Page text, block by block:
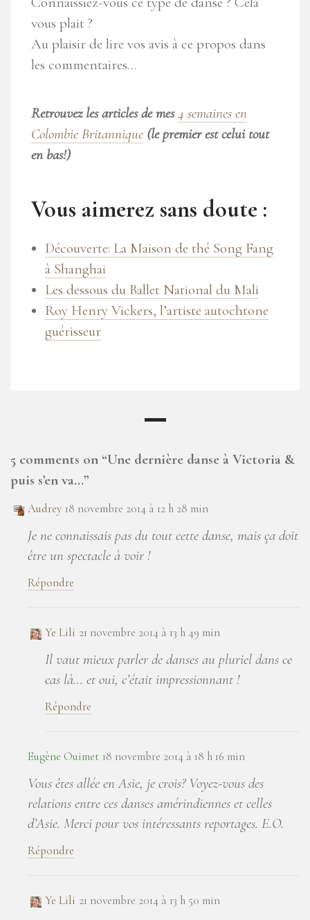
vous plait ?
Au plaisir de lire vos avis à ce propos dans
les commentaires…
Retrouvez les articles de mes4 semaines en
Colombie Britannique (le premier est celui tout
en bas!)
Vous aimerez sans doute :
Découverte: La Maison de thé Song Fang
à Shanghai
Les dessous du Ballet National du Mali
Roy Henry Vickers, l’artiste autochtone
guérisseur
5 comments on “Une dernière danse à Victoria &
puis s’en va…”
Audrey 18 novembre 2014 à 12 h 28 min
Je ne connaissais pas du tout cette danse, mais ça doit
être un spectacle à voir !
Répondre
Ye Lili 21 novembre 2014 à 13 h 49 min
Il vaut mieux parler de danses au pluriel dans ce
cas là… et oui, c’était impressionnant !
Répondre
Eugène Ouimet 18 novembre 2014 à 18 h 16 min
Vous êtes allée en Asie, je crois? Voyez-vous des
relations entre ces danses amérindiennes et celles
d’Asie. Merci pour vos intéressants reportages. E.O.
Répondre
Ye Lili 21 novembre 2014 à 13 h 50 min